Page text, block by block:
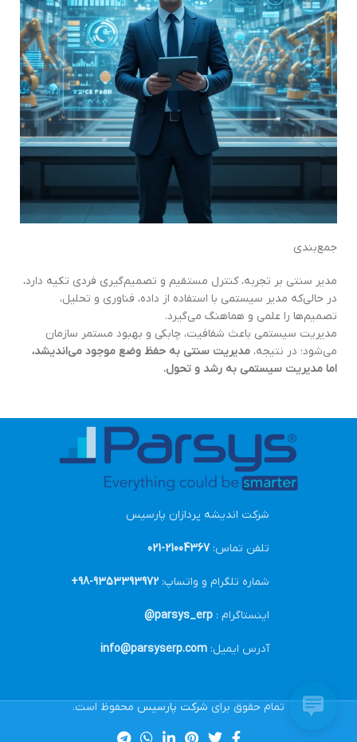
جمع‌بندی
مدیر سنتی بر تجربه، کنترل مستقیم و تصمیم‌گیری فردی تکیه دارد،
در حالی‌که مدیر سیستمی با استفاده از داده، فناوری و تحلیل،
تصمیم‌ها را علمی و هماهنگ می‌گیرد.
مدیریت سیستمی باعث شفافیت، چابکی و بهبود مستمر سازمان
می‌شود؛ در نتیجه، مدیریت سنتی به حفظ وضع موجود می‌اندیشد،
اما مدیریت سیستمی به رشد و تحول.
شرکت اندیشه پردازان پارسیس
تلفن تماس:21004367-021
شماره تلگرام و واتساپ: 9353393972-98+
اینستاگرام : parsys_erp@
آدرس ایمیل: info@parsyserp.com
تمام حقوق برای شرکت پارسیس محفوظ است.